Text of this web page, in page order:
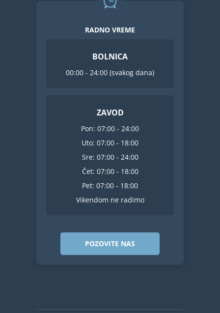
RADNO VREME
BOLNICA
00:00 - 24:00 (svakog dana)
ZAVOD
Pon: 07:00 - 24:00
Uto: 07:00 - 18:00
Sre: 07:00 - 24:00
Čet: 07:00 - 18:00
Pet: 07:00 - 18:00
Vikendom ne radimo
POZOVITE NAS